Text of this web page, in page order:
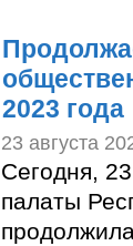
2023 года
23 августа
Сегодня,
палаты